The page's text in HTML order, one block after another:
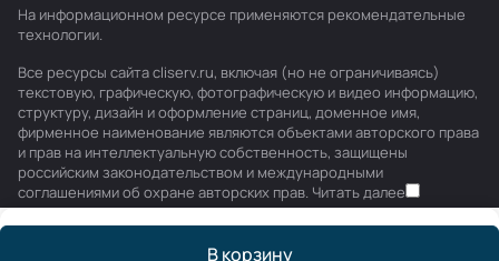
В корзину
На информационном ресурсе применяются рекомендательные
технологии.
Все ресурсы сайта cliserv.ru, включая (но не ограничиваясь)
текстовую, графическую, фотографическую и видео информацию,
структуру, дизайн и оформление страниц, доменное имя,
фирменное наименование являются объектами авторского права
и прав на интеллектуальную собственность, защищены
российским законодательством и международными
соглашениями об охране авторских прав. Читать далее